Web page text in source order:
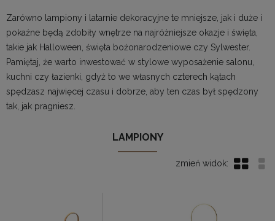
Zarówno lampiony i latarnie dekoracyjne te mniejsze, jak i duże i
pokaźne będą zdobiły wnętrze na najróżniejsze okazje i święta,
takie jak Halloween, święta bożonarodzeniowe czy Sylwester.
Pamiętaj, że warto inwestować w stylowe wyposażenie salonu
kuchni czy łazienki, gdyż to we własnych czterech kątach
spędzasz najwięcej czasu i dobrze, aby ten czas był spędzony
tak, jak pragniesz.
LAMPIONY